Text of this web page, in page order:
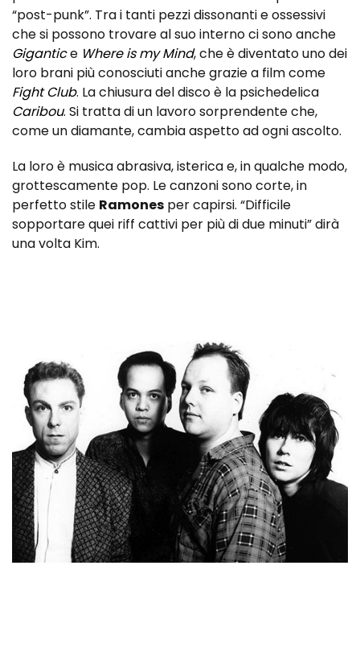
“post-punk”. Tra i tanti pezzi dissonanti e ossessivi
che si possono trovare al suo interno ci sono anche
Gigantice Where is my Mind, che è diventato uno dei
loro brani più conosciuti anche grazie a film come
Fight Club. La chiusura del disco è la psichedelica
Caribou. Si tratta di un lavoro sorprendente che,
come un diamante, cambia aspetto ad ogni ascolto.
La loro è musica abrasiva, isterica e, in qualche modo,
grottescamente pop. Le canzoni sono corte, in
perfetto stile Ramones per capirsi. “Difficile
sopportare quei riff cattivi per più di due minuti” dirà
una volta Kim.